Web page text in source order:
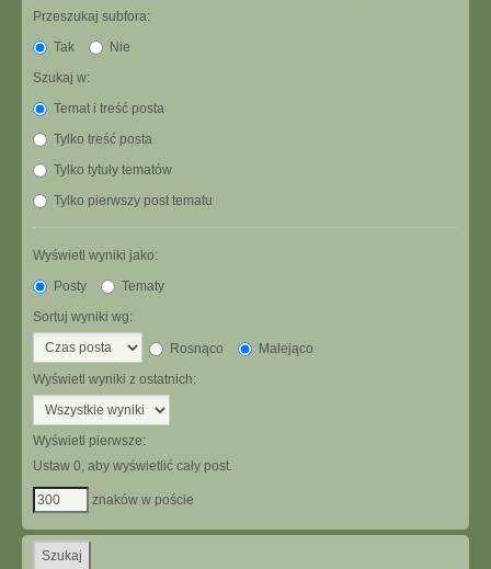
Przeszukaj subfora:
Tak
Nie
Szukaj w:
Temat i treść posta
Tylko treść posta
Tylko tytuły tematów
Tylko pierwszy post tematu
Wyświetl wyniki jako:
Posty
Tematy
Sortuj wyniki wg:
Rosnąco
Malejąco
Wyświetl wyniki z ostatnich:
Wyświetl pierwsze:
Ustaw 0, aby wyświetlić cały post.
znaków w poście